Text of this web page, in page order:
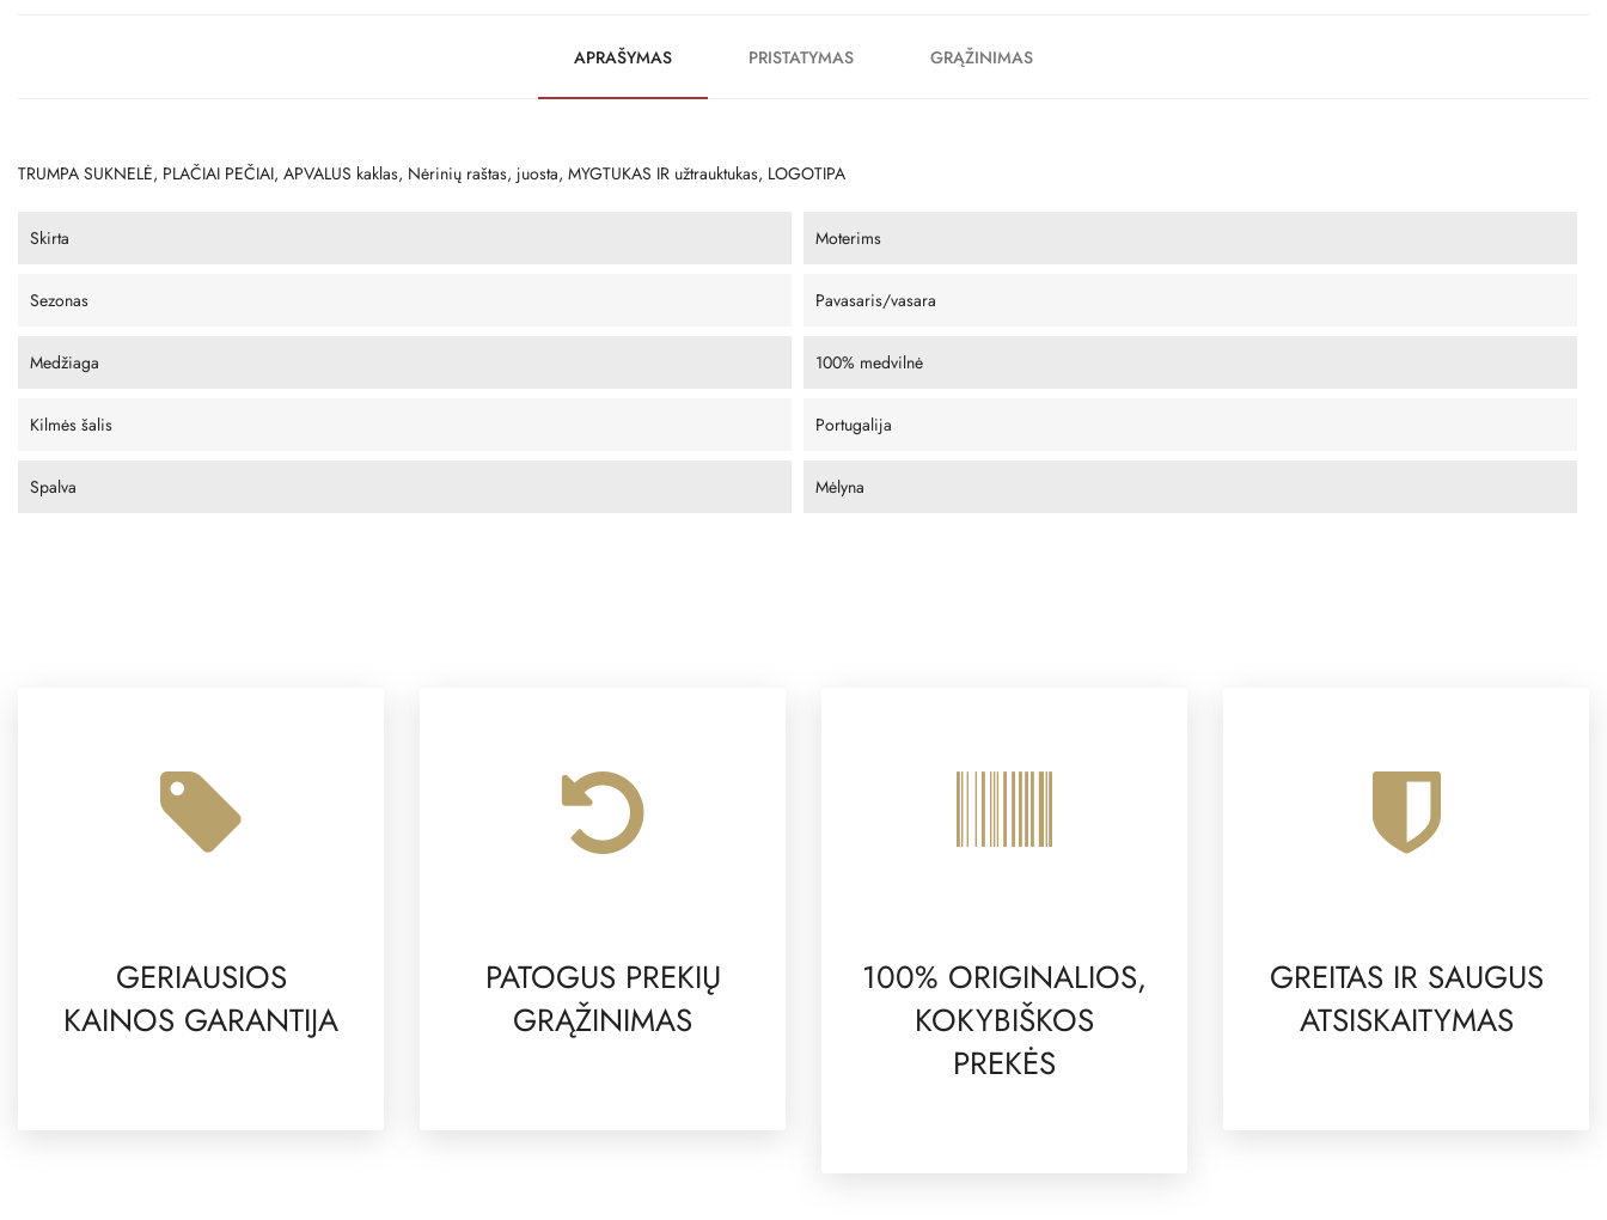
APRAŠYMAS PRISTATYMAS GRĄŽINIMAS
TRUMPA SUKNELĖ, PLAČIAI PEČIAI, APVALUS kaklas, Nėrinių raštas, juosta, MYGTUKAS IR užtrauktukas, LOGOTIPA
Skirta Moterims
Sezonas Pavasaris/vasara
Medžiaga 100% medvilnė
Kilmės šalis Portugalija
Spalva Mėlyna
GERIAUSIOS
KAINOS GARANTIJA
PATOGUS PREKIŲ
GRĄŽINIMAS
100% ORIGINALIOS,
KOKYBIŠKOS
PREKĖS
GREITAS IR SAUGUS
ATSISKAITYMAS